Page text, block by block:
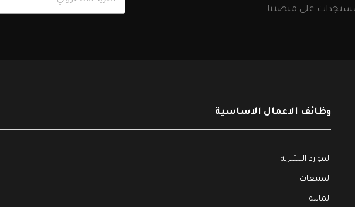
على منصتنا
وظائف الاعمال الاساسية
الموارد البشرية
المبيعات
المالية